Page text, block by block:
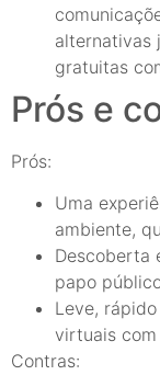
alternativas
gratuitas
Prós e
Prós:
Uma
ambiente,
Descoberta
papo
Leve,
virtuais
Contras: